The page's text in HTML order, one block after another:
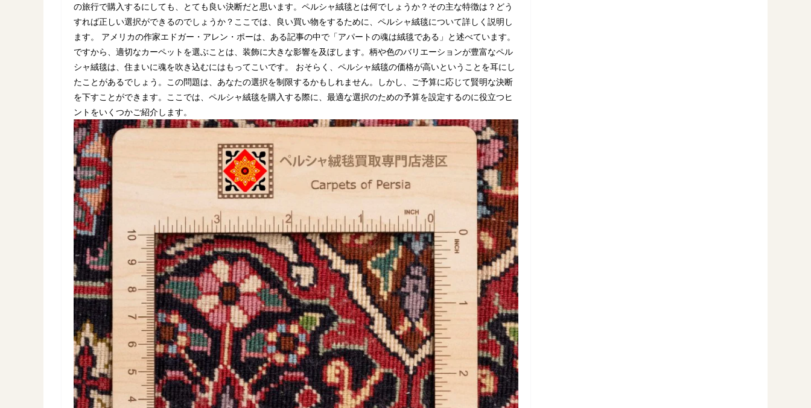
の旅行で購入するにしても、とても良い決断だと思います。ペルシャ絨毯とは何でしょうか？その主な特徴は？どう
すれば正しい選択ができるのでしょうか？ここでは、良い買い物をするために、ペルシャ絨毯について詳しく説明し
ます。 アメリカの作家エドガー・アレン・ポーは、ある記事の中で「アパートの魂は絨毯である」と述べています。
ですから、適切なカーペットを選ぶことは、装飾に大きな影響を及ぼします。柄や色のバリエーションが豊富なペル
シャ絨毯は、住まいに魂を吹き込むにはもってこいです。 おそらく、ペルシャ絨毯の価格が高いということを耳にし
たことがあるでしょう。この問題は、あなたの選択を制限するかもしれません。しかし、ご予算に応じて賢明な決断
を下すことができます。ここでは、ペルシャ絨毯を購入する際に、最適な選択のための予算を設定するのに役立つヒ
ントをいくつかご紹介します。